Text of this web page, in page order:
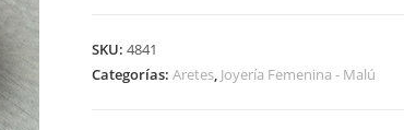
SKU: 4841
Categorías: Aretes, Joyería Femenina - Malú